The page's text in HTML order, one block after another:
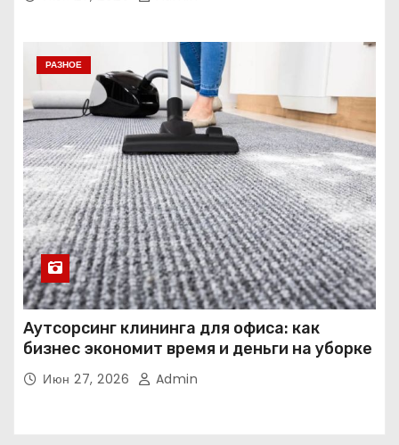
РАЗНОЕ
Аутсорсинг клининга для офиса: как
бизнес экономит время и деньги на уборке
Июн 27, 2026 Admin